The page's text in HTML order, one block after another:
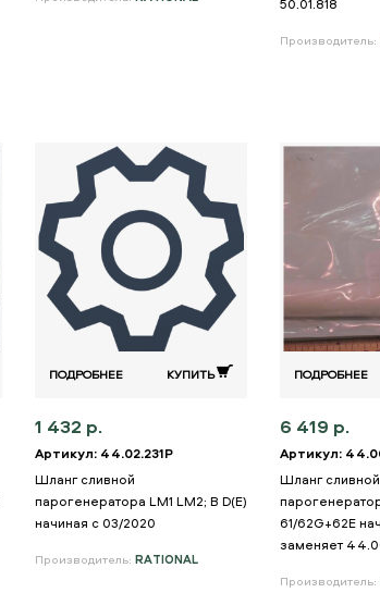
50.01.818
Производитель:
ПОДРОБНЕЕ КУПИТЬ
1 432 р.
Артикул: 44.02.231P
Шланг сливной
парогенератора LM1 LM2; B D(E)
начиная с 03/2020
Производитель: RATIONAL
ПОДРОБНЕЕ
6 419 р.
Артикул:
Шланг сливной
61/62G+62E
заменяет
Производитель: